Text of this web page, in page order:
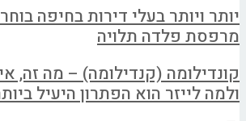
יותר ויותר בעלי דירות בחיפה
מרפסת פלדה תלויה
קונדילומה (קנדילומה) – מה זה,
ולמה לייזר הוא הפתרון היעיל